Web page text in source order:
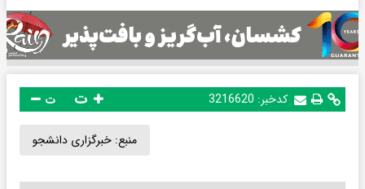
کدخبر: 3216620 ت
منبع: خبرگزاری دانشجو